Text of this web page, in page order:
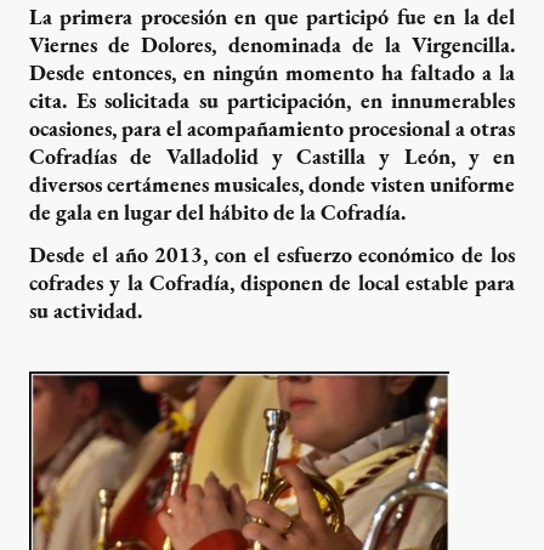
La primera procesión en que participó fue en la del
Viernes de Dolores, denominada de la Virgencilla.
Desde entonces, en ningún momento ha faltado a la
cita. Es solicitada su participación, en innumerables
ocasiones, para el acompañamiento procesional a otras
Cofradías de Valladolid y Castilla y León, y en
diversos certámenes musicales, donde visten uniforme
de gala en lugar del hábito de la Cofradía.
Desde el año 2013, con el esfuerzo económico de los
cofrades y la Cofradía, disponen de local estable para
su actividad.